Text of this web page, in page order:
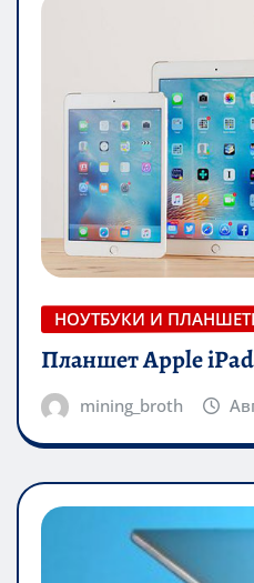
НОУТБУКИ И
Планшет Apple
mining_broth